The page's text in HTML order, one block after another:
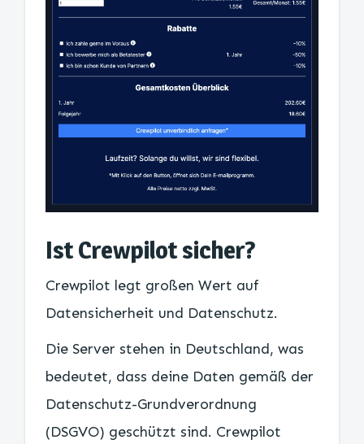
Ist Crewpilot sicher?
Crewpilot legt großen Wert auf
Datensicherheit und Datenschutz.
Die Server stehen in Deutschland, was
bedeutet, dass deine Daten gemäß der
Datenschutz-Grundverordnung
(DSGVO) geschützt sind. Crewpilot